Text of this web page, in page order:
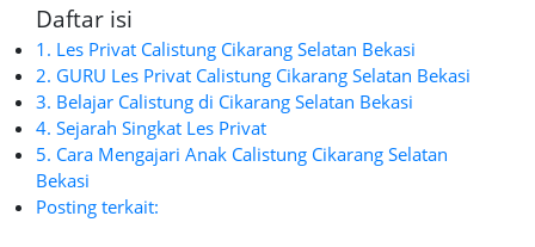
Daftar isi
1. Les Privat Calistung Cikarang Selatan Bekasi
2. GURU Les Privat Calistung Cikarang Selatan Bekasi
3. Belajar Calistung di Cikarang Selatan Bekasi
4. Sejarah Singkat Les Privat
5. Cara Mengajari Anak Calistung Cikarang Selatan
Bekasi
Posting terkait: